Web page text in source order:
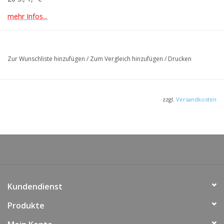
mehr Infos...
Zur Wunschliste hinzufügen / Zum Vergleich hinzufügen / Drucken
zzgl. Versandkosten
Kundendienst
Produkte